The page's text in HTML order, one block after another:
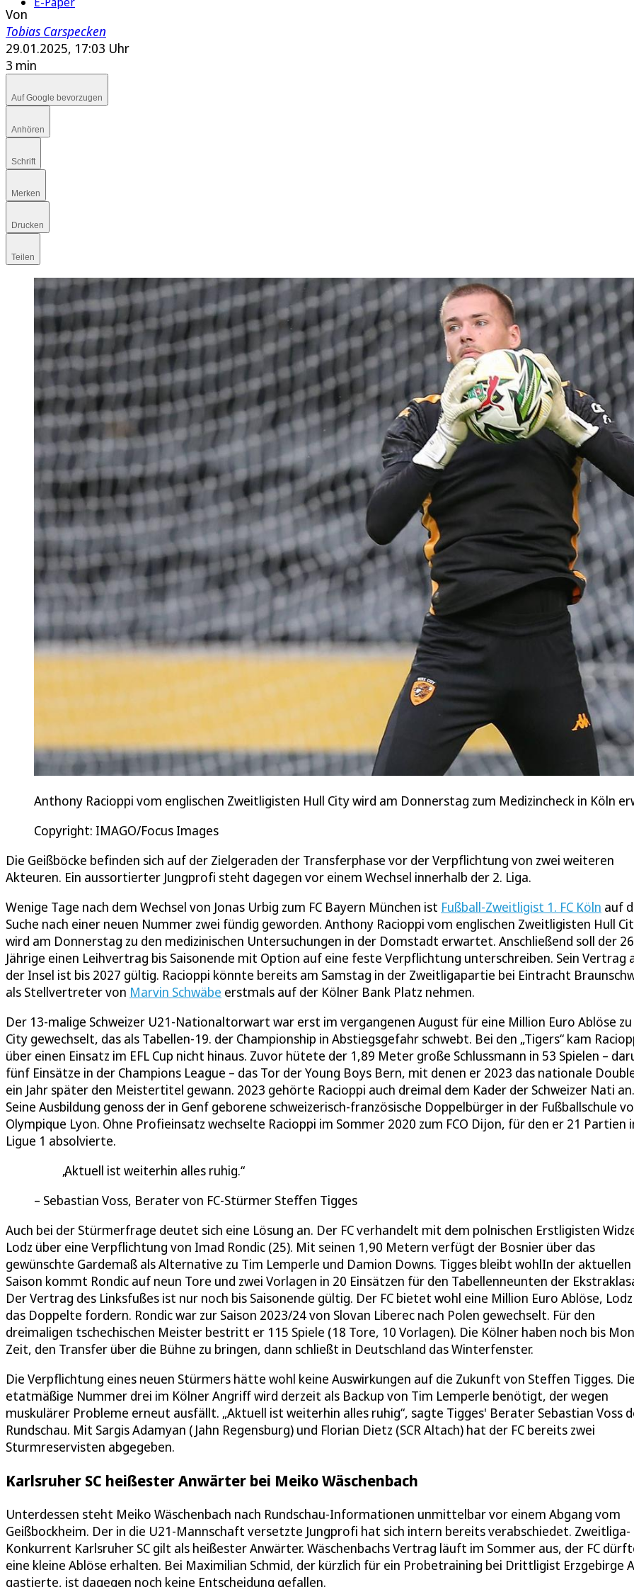
Von
Tobias Carspecken
29.01.2025, 17:03 Uhr
3 min
Auf Google bevorzugen
Anhören
Schrift
Merken
Drucken
Teilen
Anthony Racioppi vom englischen Zweitligisten Hull City wird am Donnerstag zum Medizincheck in Köln
Copyright: IMAGO/Focus Images
Die Geißböcke befinden sich auf der Zielgeraden der Transferphase vor der Verpflichtung von zwei weiteren
Akteuren. Ein aussortierter Jungprofi steht dagegen vor einem Wechsel innerhalb der 2. Liga.
Wenige Tage nach dem Wechsel von Jonas Urbig zum FC Bayern München ist Fußball-Zweitligist 1. FC Köln auf
Suche nach einer neuen Nummer zwei fündig geworden. Anthony Racioppi vom englischen Zweitligisten Hull
wird am Donnerstag zu den medizinischen Untersuchungen in der Domstadt erwartet. Anschließend soll der
Jährige einen Leihvertrag bis Saisonende mit Option auf eine feste Verpflichtung unterschreiben. Sein Vertrag
der Insel ist bis 2027 gültig. Racioppi könnte bereits am Samstag in der Zweitligapartie bei Eintracht
als Stellvertreter von Marvin Schwäbe erstmals auf der Kölner Bank Platz nehmen.
Der 13-malige Schweizer U21-Nationaltorwart war erst im vergangenen August für eine Million Euro Ablöse
City gewechselt, das als Tabellen-19. der Championship in Abstiegsgefahr schwebt. Bei den „Tigers“ kam
über einen Einsatz im EFL Cup nicht hinaus. Zuvor hütete der 1,89 Meter große Schlussmann in 53 Spielen –
fünf Einsätze in der Champions League – das Tor der Young Boys Bern, mit denen er 2023 das nationale
ein Jahr später den Meistertitel gewann. 2023 gehörte Racioppi auch dreimal dem Kader der Schweizer Nati an.
Seine Ausbildung genoss der in Genf geborene schweizerisch-französische Doppelbürger in der Fußballschule
Olympique Lyon. Ohne Profieinsatz wechselte Racioppi im Sommer 2020 zum FCO Dijon, für den er 21 Partien
Ligue 1 absolvierte.
Aktuell ist weiterhin alles ruhig.
Sebastian Voss, Berater von FC-Stürmer Steffen Tigges
Auch bei der Stürmerfrage deutet sich eine Lösung an. Der FC verhandelt mit dem polnischen Erstligisten
Lodz über eine Verpflichtung von Imad Rondic (25). Mit seinen 1,90 Metern verfügt der Bosnier über das
gewünschte Gardemaß als Alternative zu Tim Lemperle und Damion Downs. Tigges bleibt wohlIn der aktuellen
Saison kommt Rondic auf neun Tore und zwei Vorlagen in 20 Einsätzen für den Tabellenneunten der
Der Vertrag des Linksfußes ist nur noch bis Saisonende gültig. Der FC bietet wohl eine Million Euro Ablöse,
das Doppelte fordern. Rondic war zur Saison 2023/24 von Slovan Liberec nach Polen gewechselt. Für den
dreimaligen tschechischen Meister bestritt er 115 Spiele (18 Tore, 10 Vorlagen). Die Kölner haben noch bis
Zeit, den Transfer über die Bühne zu bringen, dann schließt in Deutschland das Winterfenster.
Die Verpflichtung eines neuen Stürmers hätte wohl keine Auswirkungen auf die Zukunft von Steffen Tigges.
etatmäßige Nummer drei im Kölner Angriff wird derzeit als Backup von Tim Lemperle benötigt, der wegen
muskulärer Probleme erneut ausfällt. „Aktuell ist weiterhin alles ruhig“, sagte Tigges' Berater Sebastian Voss
Rundschau. Mit Sargis Adamyan (Jahn Regensburg) und Florian Dietz (SCR Altach) hat der FC bereits zwei
Sturmreservisten abgegeben.
Karlsruher SC heißester Anwärter bei Meiko Wäschenbach
Unterdessen steht Meiko Wäschenbach nach Rundschau-Informationen unmittelbar vor einem Abgang vom
Geißbockheim. Der in die U21-Mannschaft versetzte Jungprofi hat sich intern bereits verabschiedet. Zweitliga-
Konkurrent Karlsruher SC gilt als heißester Anwärter. Wäschenbachs Vertrag läuft im Sommer aus, der FC
eine kleine Ablöse erhalten. Bei Maximilian Schmid, der kürzlich für ein Probetraining bei Drittligist Erzgebirge
gastierte, ist dagegen noch keine Entscheidung gefallen.